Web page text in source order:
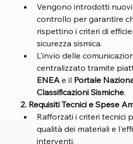
Vengono introdotti
controllo per garantire
rispettino i criteri di
sicurezza sismica.
L'invio delle
centralizzato tramite
ENEA e il Portale
Classificazioni Sismiche.
2. Requisiti Tecnici e Spese
Rafforzati i criteri tecnici
qualità dei materiali e
interventi.